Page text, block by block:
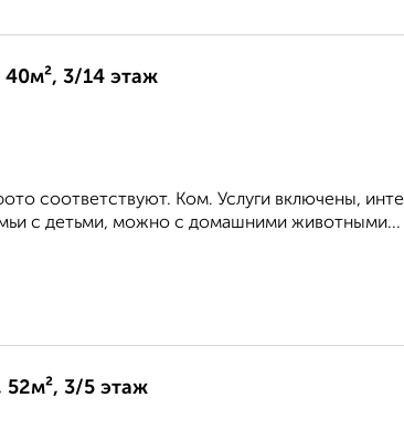
40м², 3/14 этаж
соответствуют. Ком. Услуги включены,
с детьми, можно с домашними животными...
52м², 3/5 этаж